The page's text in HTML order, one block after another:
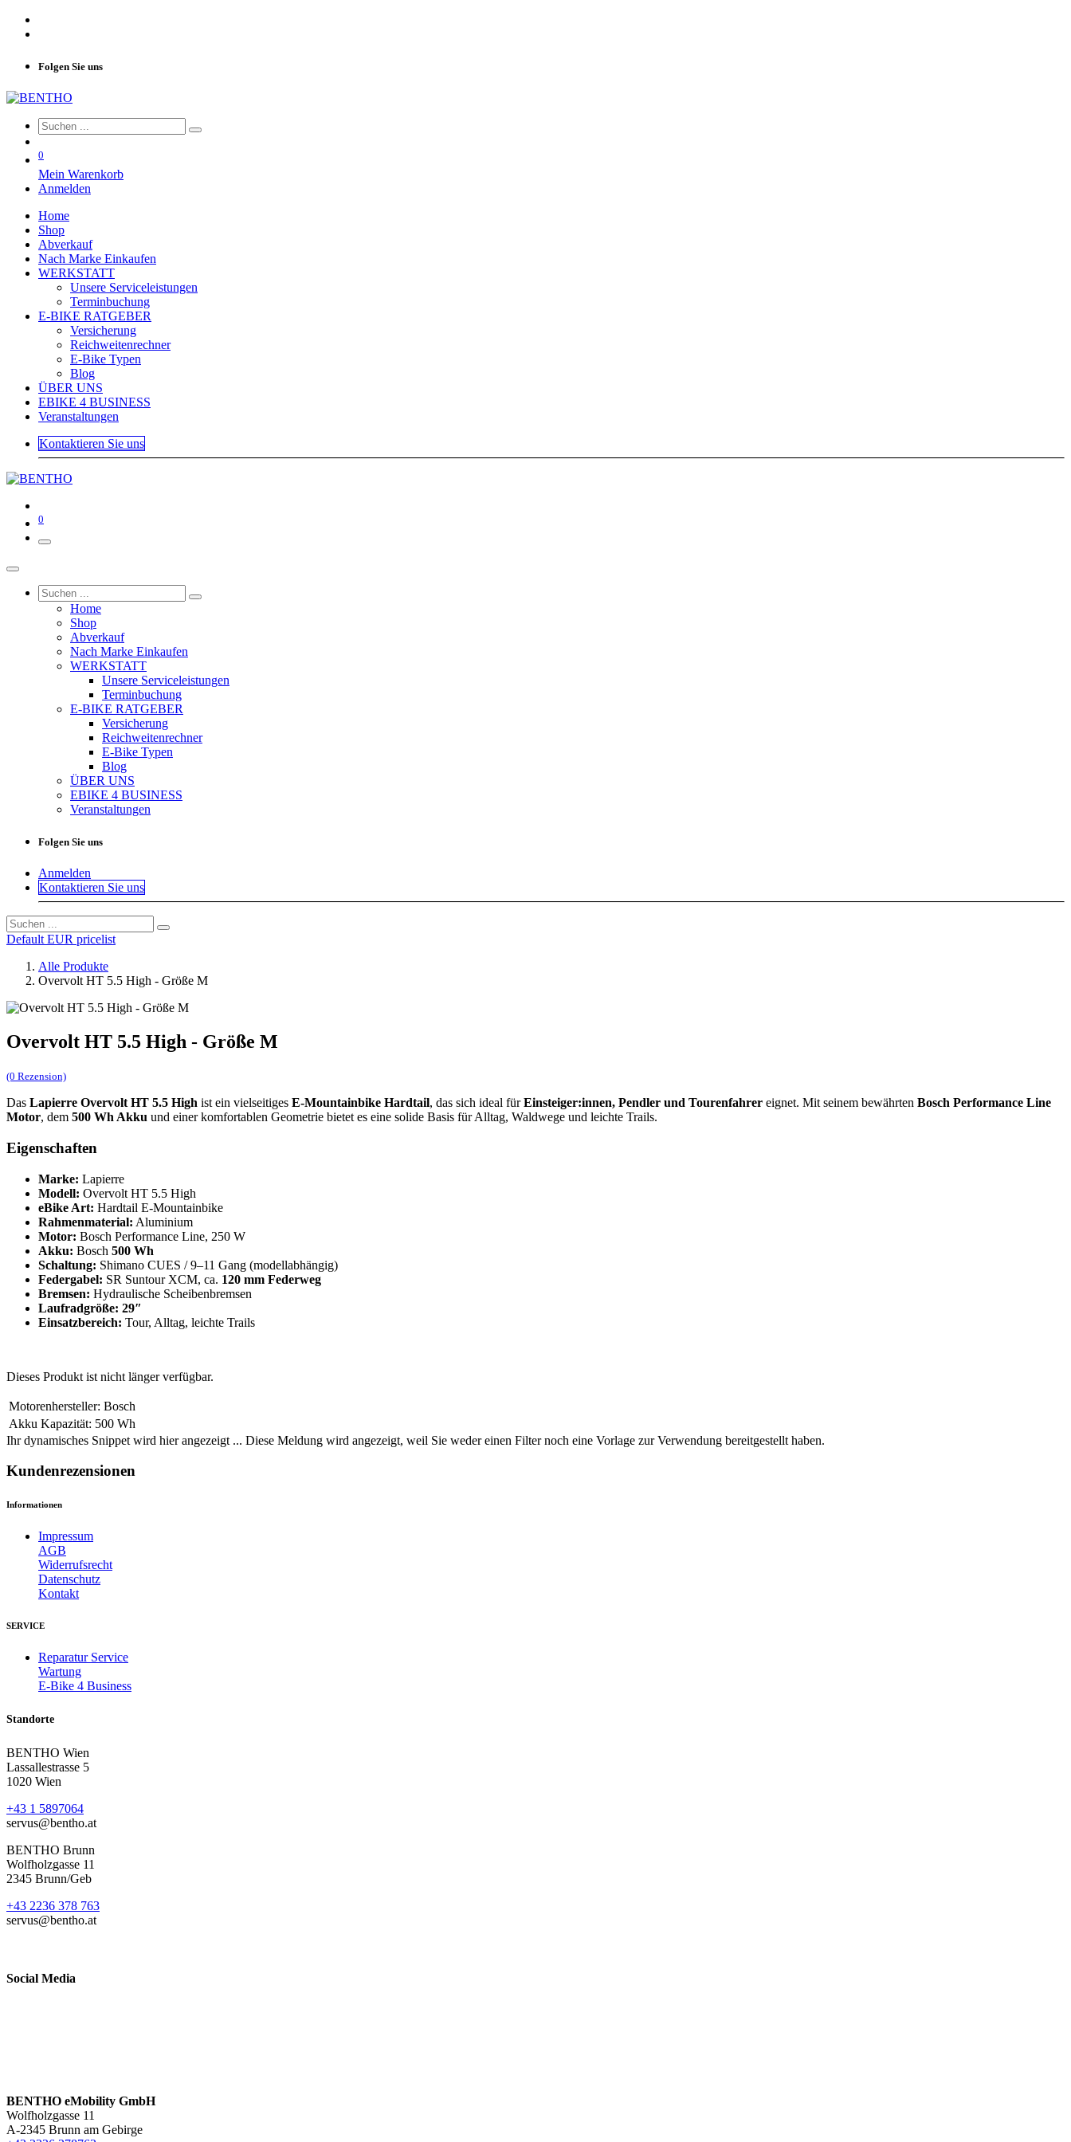
Folgen Sie uns
0
Mein Warenkorb
Anmelden
Home
Shop
Abverkauf
Nach Marke Einkaufen
WERKSTATT
Unsere Serviceleistungen
Terminbuchung
E-BIKE RATGEBER
Versicherung
Reichweitenrechner
E-Bike Typen
Blog
ÜBER UNS
EBIKE 4 BUSINESS
Veranstaltungen
Kontaktieren Sie uns
0
Home
Shop
Abverkauf
Nach Marke Einkaufen
WERKSTATT
Unsere Serviceleistungen
Terminbuchung
E-BIKE RATGEBER
Versicherung
Reichweitenrechner
E-Bike Typen
Blog
ÜBER UNS
EBIKE 4 BUSINESS
Veranstaltungen
Folgen Sie uns
Anmelden
Kontaktieren Sie uns
Default EUR pricelist
Alle Produkte
Overvolt HT 5.5 High - Größe M
Overvolt HT 5.5 High - Größe M
(0 Rezension)
Das Lapierre Overvolt HT 5.5 High ist ein vielseitiges E-Mountainbike Hardtail, das sich ideal fürEinsteiger:innen, Pendler und Tourenfahrer eignet. Mit seinem bewährten Bosch Performance Line
Motor, dem 500 Wh Akku und einer komfortablen Geometrie bietet es eine solide Basis für Alltag, Waldwege und leichte Trails.
Eigenschaften
Marke: Lapierre
Modell: Overvolt HT 5.5 High
eBike Art: Hardtail E-Mountainbike
Rahmenmaterial: Aluminium
Motor: Bosch Performance Line, 250 W
Akku: Bosch 500 Wh
Schaltung: Shimano CUES / 9–11 Gang (modellabhängig)
Federgabel: SR Suntour XCM, ca. 120 mm Federweg
Bremsen: Hydraulische Scheibenbremsen
Laufradgröße: 29″
Einsatzbereich: Tour, Alltag, leichte Trails
Dieses Produkt ist nicht länger verfügbar.
Motorenhersteller: Bosch
Akku Kapazität: 500 Wh
Ihr dynamisches Snippet wird hier angezeigt ... Diese Meldung wird angezeigt, weil Sie weder einen Filter noch eine Vorlage zur Verwendung bereitgestellt haben.
Kundenrezensionen
Informationen
Impressum
AGB
Widerrufsrecht
Datenschutz
Kontakt
SERVICE
Reparatur Service
Wartung
E-Bike 4 Business
Standorte
BENTHO Wien
Lassallestrasse 5
1020 Wien
+43 1 5897064
servus@bentho.at
BENTHO Brunn
Wolfholzgasse 11
2345 Brunn/Geb
+43 2236 378 763
servus@bentho.at
Social Media
BENTHO eMobility GmbH
Wolfholzgasse 11
A-2345 Brunn am Gebirge